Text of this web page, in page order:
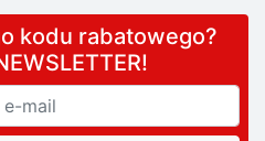
kodu rabatowego?